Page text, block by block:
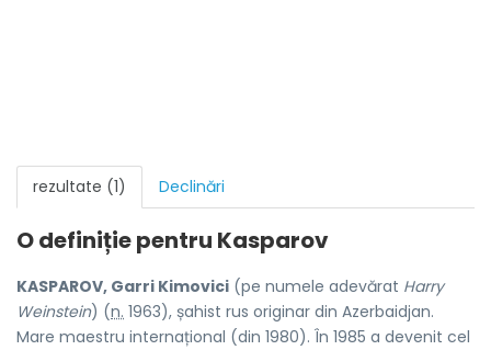
rezultate (1) Declinări
O definiție pentru Kasparov
KASPAROV, Garri Kimovici (pe numele adevărat Harry
Weinstein) (n. 1963), șahist rus originar din Azerbaidjan.
Mare maestru internațional (din 1980). În 1985 a devenit cel